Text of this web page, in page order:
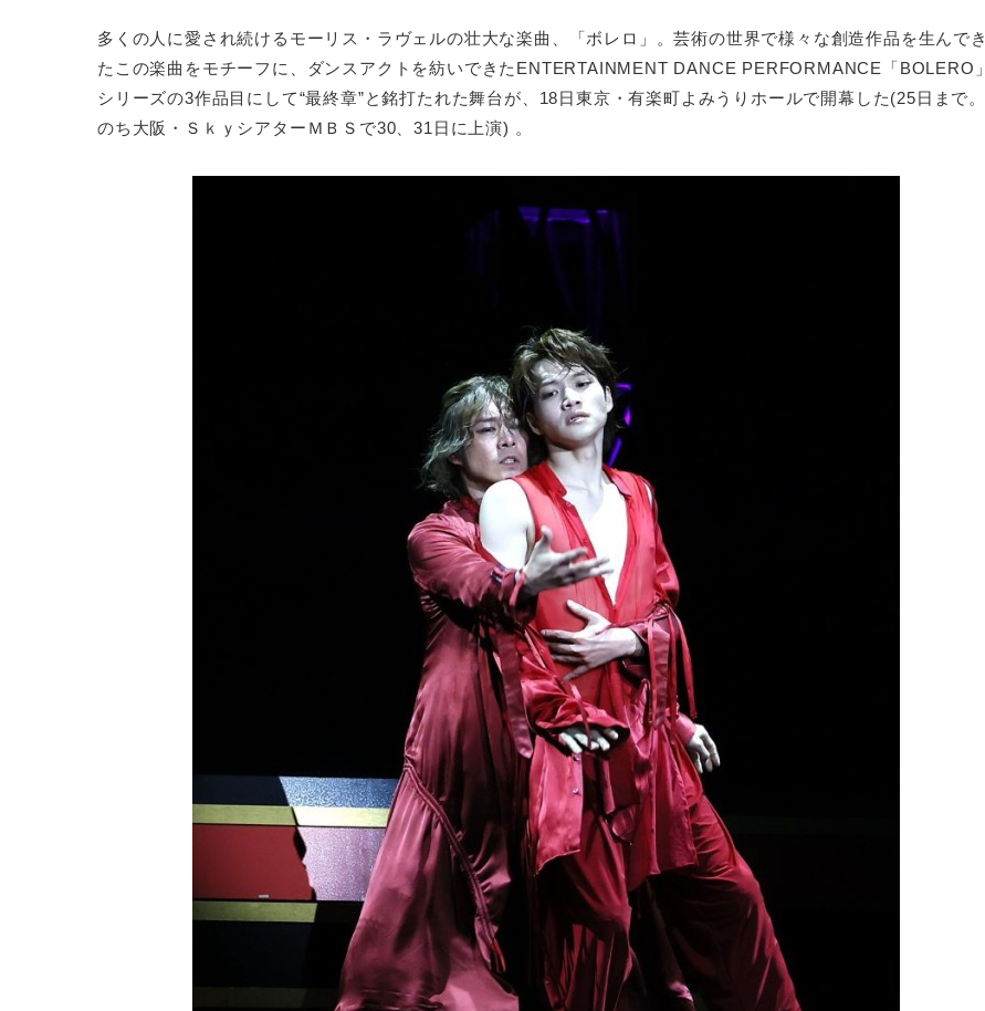
多くの人に愛され続けるモーリス・ラヴェルの壮大な楽曲、「ボレロ」。芸術の世界で様々な創造作品を生んでき
たこの楽曲をモチーフに、ダンスアクトを紡いできたENTERTAINMENT DANCE PERFORMANCE「BOLERO」
シリーズの3作品目にして“最終章”と銘打たれた舞台が、18日東京・有楽町よみうりホールで開幕した(25日まで。
のち大阪・ＳｋｙシアターＭＢＳで30、31日に上演) 。